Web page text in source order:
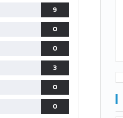
9
0
0
3
0
0